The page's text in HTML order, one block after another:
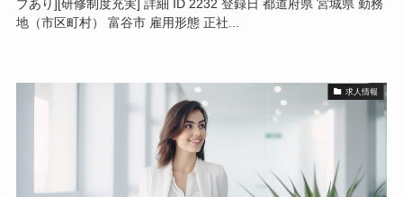
ブあり][研修制度充実] 詳細 ID 2232 登録日 都道府県 宮城県 勤務
地（市区町村） 富谷市 雇用形態 正社...
求人情報